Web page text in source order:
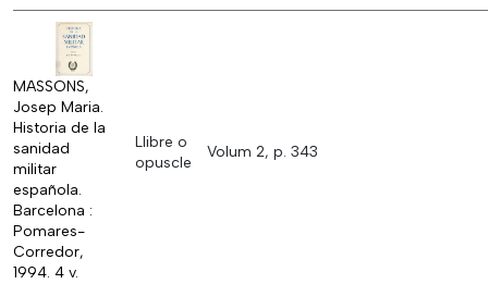
MASSONS,
Josep Maria.
Historia de la
sanidad
militar
española.
Barcelona :
Pomares-
Corredor,
1994. 4 v.
Llibre o
opuscle
Volum 2, p. 343